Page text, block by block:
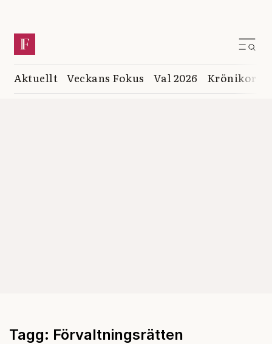
Aktuellt Veckans Fokus Val 2026 Krönikor
Tagg: Förvaltningsrätten